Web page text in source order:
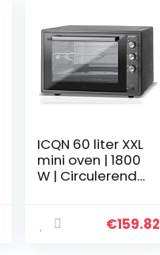
ICQN 60 liter XXL
mini oven | 1800
W | Circulerende
beglazing |€159.82